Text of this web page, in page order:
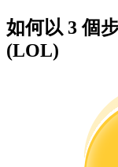
合約資訊
包含交易情況
如何以 3 個
(LOL)